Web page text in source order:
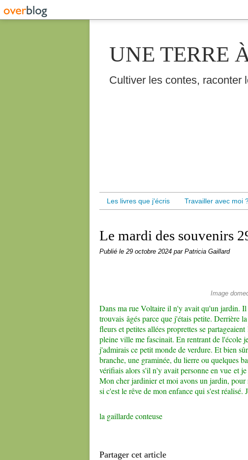
UNE TERRE
Cultiver les contes, raconter
Les livres que j'écris Travailler avec moi
Le mardi des souvenirs
Publié le 29 octobre 2024 par Patricia Gaillard
Image
Dans ma rue Voltaire il n'y avait qu'un jardin. Il
trouvais âgés parce que j'étais petite. Derrière
fleurs et petites allées proprettes se
pleine ville me fascinait. En rentrant de l'école
j'admirais ce petit monde de verdure. Et bien
branche, une graminée, du lierre ou quelques
vérifiais alors s'il n'y avait personne en vue et
Mon cher jardinier et moi avons un jardin,
si c'est le rêve de mon enfance qui s'est réalisé.
la gaillarde conteuse
Partager cet article